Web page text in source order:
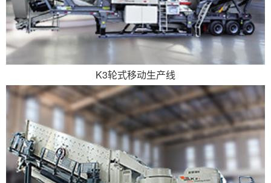
K3轮式移动生产线